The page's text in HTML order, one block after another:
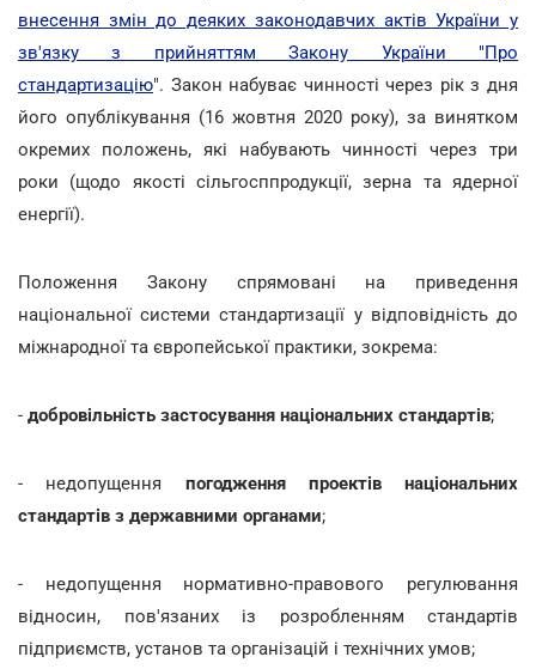
внесення змін до деяких законодавчих актів України у
зв'язку з прийняттям Закону України "Про
стандартизацію". Закон набуває чинності через рік з дня
його опублікування (16 жовтня 2020 року), за винятком
окремих положень, які набувають чинності через три
роки (щодо якості сільгосппродукції, зерна та ядерної
енергії).
Положення Закону спрямовані на приведення
національної системи стандартизації у відповідність до
міжнародної та європейської практики, зокрема:
- добровільність застосування національних стандартів;
- недопущення погодження проектів національних
стандартів з державними органами;
- недопущення нормативно-правового регулювання
відносин, пов'язаних із розробленням стандартів
підприємств, установ та організацій і технічних умов;